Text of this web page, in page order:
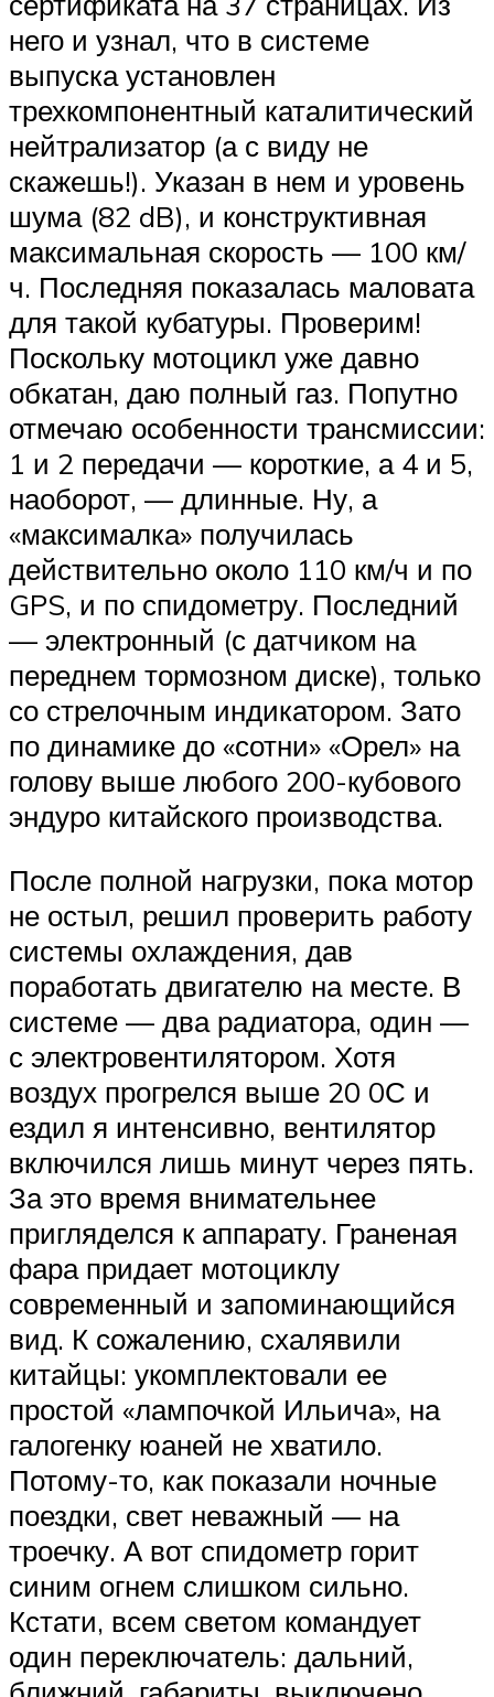
него и узнал, что в системе
выпуска установлен
трехкомпонентный каталитический
нейтрализатор (а с виду не
скажешь!). Указан в нем и уровень
шума (82 dB), и конструктивная
максимальная скорость — 100 км/
ч. Последняя показалась маловата
для такой кубатуры. Проверим!
Поскольку мотоцикл уже давно
обкатан, даю полный газ. Попутно
отмечаю особенности трансмиссии:
1 и 2 передачи — короткие, а 4 и 5,
наоборот, — длинные. Ну, а
«максималка» получилась
действительно около 110 км/ч и по
GPS, и по спидометру. Последний
— электронный (с датчиком на
переднем тормозном диске), только
со стрелочным индикатором. Зато
по динамике до «сотни» «Орел» на
голову выше любого 200-кубового
эндуро китайского производства.
После полной нагрузки, пока мотор
не остыл, решил проверить работу
системы охлаждения, дав
поработать двигателю на месте. В
системе — два радиатора, один —
с электровентилятором. Хотя
воздух прогрелся выше 20 0С и
ездил я интенсивно, вентилятор
включился лишь минут через пять.
За это время внимательнее
пригляделся к аппарату. Граненая
фара придает мотоциклу
современный и запоминающийся
вид. К сожалению, схалявили
китайцы: укомплектовали ее
простой «лампочкой Ильича», на
галогенку юаней не хватило.
Потому-то, как показали ночные
поездки, свет неважный — на
троечку. А вот спидометр горит
синим огнем слишком сильно.
Кстати, всем светом командует
один переключатель: дальний,